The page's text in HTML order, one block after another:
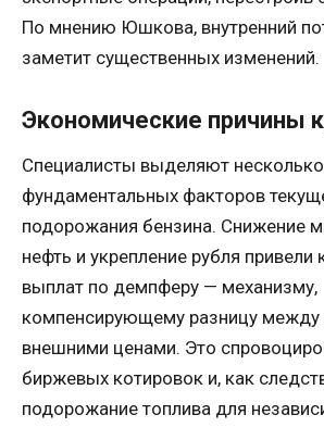
По мнению Юшкова, внутренний
заметит существенных изменений.
Экономические причины
Специалисты выделяют несколько
фундаментальных факторов
подорожания бензина. Снижение
нефть и укрепление рубля
выплат по демпферу — механизму,
компенсирующему разницу между
внешними ценами. Это
биржевых котировок и, как
подорожание топлива для